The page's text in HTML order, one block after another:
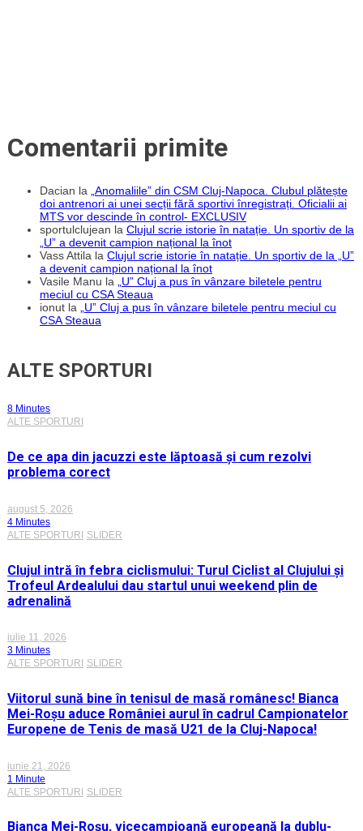
Comentarii primite
Dacian la „Anomaliile” din CSM Cluj-Napoca. Clubul plătește
doi antrenori ai unei secții fără sportivi înregistrați. Oficialii ai
MTS vor descinde în control- EXCLUSIV
sportulclujean la Clujul scrie istorie în natație. Un sportiv de la
„U” a devenit campion național la înot
Vass Attila la Clujul scrie istorie în natație. Un sportiv de la „U”
a devenit campion național la înot
Vasile Manu la „U” Cluj a pus în vânzare biletele pentru
meciul cu CSA Steaua
ionut la „U” Cluj a pus în vânzare biletele pentru meciul cu
CSA Steaua
ALTE SPORTURI
8 Minutes
ALTE SPORTURI
De ce apa din jacuzzi este lăptoasă și cum rezolvi
problema corect
august 5, 2026
4 Minutes
ALTE SPORTURI SLIDER
Clujul intră în febra ciclismului: Turul Ciclist al Clujului și
Trofeul Ardealului dau startul unui weekend plin de
adrenalină
iulie 11, 2026
3 Minutes
ALTE SPORTURI
SLIDER
Viitorul sună bine în tenisul de masă românesc! Bianca
Mei-Roșu aduce României aurul în cadrul Campionatelor
Europene de Tenis de masă U21 de la Cluj-Napoca!
iunie 21, 2026
1 Minute
ALTE SPORTURI SLIDER
Bianca Mei-Roșu, vicecampioană europeană la dublu-